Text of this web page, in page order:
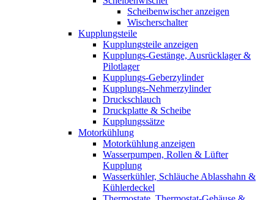
Scheibenwischer anzeigen
Wischerschalter
Kupplungsteile
Kupplungsteile anzeigen
Kupplungs-Gestänge, Ausrücklager &
Pilotlager
Kupplungs-Geberzylinder
Kupplungs-Nehmerzylinder
Druckschlauch
Druckplatte & Scheibe
Kupplungssätze
Motorkühlung
Motorkühlung anzeigen
Wasserpumpen, Rollen & Lüfter
Kupplung
Wasserkühler, Schläuche Ablasshahn &
Kühlerdeckel